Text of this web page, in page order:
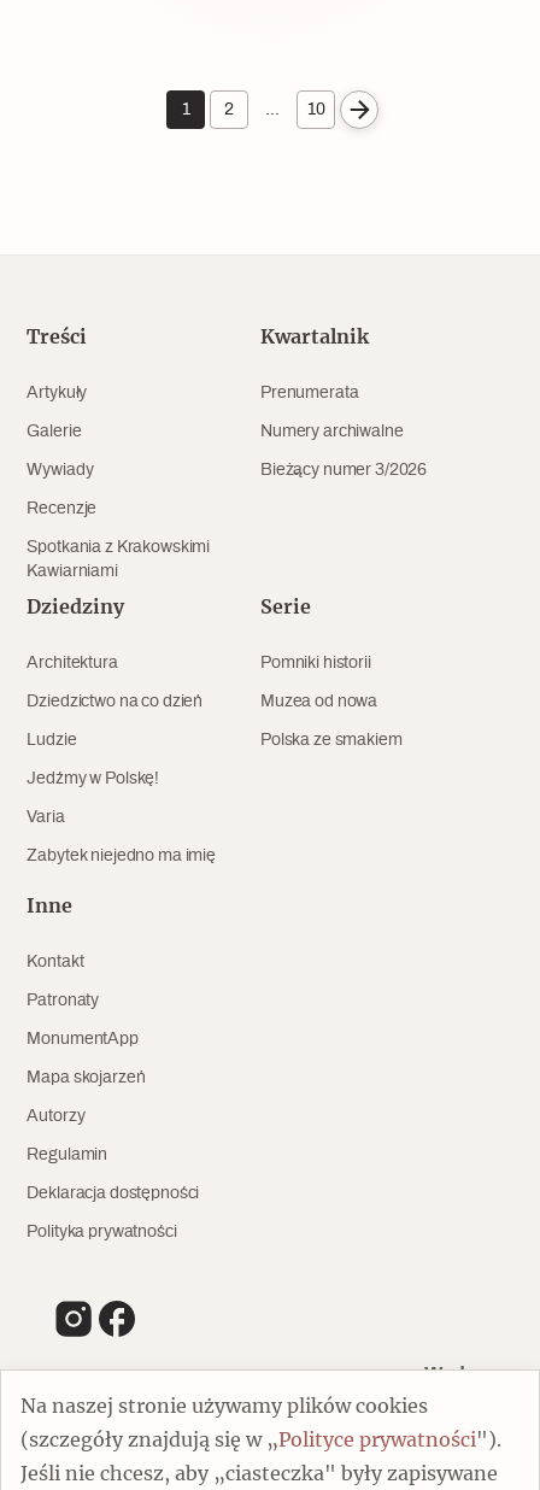
Na naszej stronie używamy plików cookies
(szczegóły znajdują się w „Polityce prywatności").
Jeśli nie chcesz, aby „ciasteczka" były zapisywane
1 2 10
Treści
Artykuły
Galerie
Wywiady
Recenzje
Spotkania z Krakowskimi
Kawiarniami
Kwartalnik
Prenumerata
Numery archiwalne
Bieżący numer 3/2026
Dziedziny
Architektura
Dziedzictwo na co dzień
Ludzie
Jedźmy w Polskę!
Varia
Zabytek niejedno ma imię
Serie
Pomniki historii
Muzea od nowa
Polska ze smakiem
Inne
Kontakt
Patronaty
MonumentApp
Mapa skojarzeń
Autorzy
Regulamin
Deklaracja dostępności
Polityka prywatności
Wydawca
00-805 Warszawa